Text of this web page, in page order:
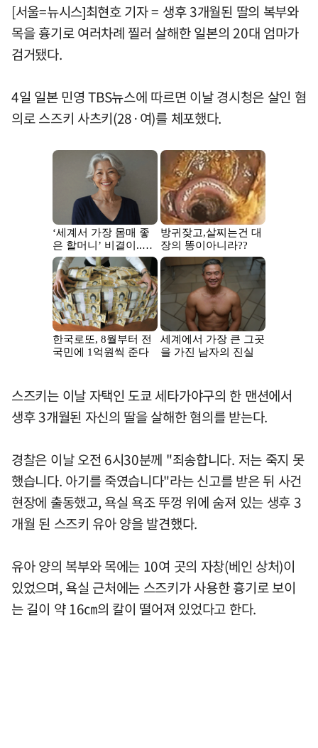
[서울=뉴시스]최현호 기자 = 생후 3개월된 딸의 복부와
목을 흉기로 여러차례 찔러 살해한 일본의 20대 엄마가
검거됐다.
4일 일본 민영 TBS뉴스에 따르면 이날 경시청은 살인 혐
의로 스즈키 사츠키(28·여)를 체포했다.
스즈키는 이날 자택인 도쿄 세타가야구의 한 맨션에서
생후 3개월된 자신의 딸을 살해한 혐의를 받는다.
경찰은 이날 오전 6시30분께 "죄송합니다. 저는 죽지 못
했습니다. 아기를 죽였습니다"라는 신고를 받은 뒤 사건
현장에 출동했고, 욕실 욕조 뚜껑 위에 숨져 있는 생후 3
개월 된 스즈키 유아 양을 발견했다.
유아 양의 복부와 목에는 10여 곳의 자창(베인 상처)이
있었으며, 욕실 근처에는 스즈키가 사용한 흉기로 보이
는 길이 약 16㎝의 칼이 떨어져 있었다고 한다.